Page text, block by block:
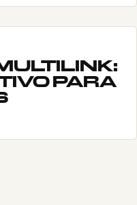
PARA